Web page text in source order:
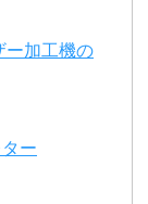
ー加工機の
ー